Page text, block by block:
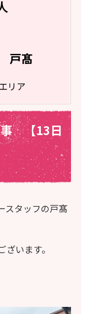
戸髙
リア
事 【13日
スタッフの戸髙
います。